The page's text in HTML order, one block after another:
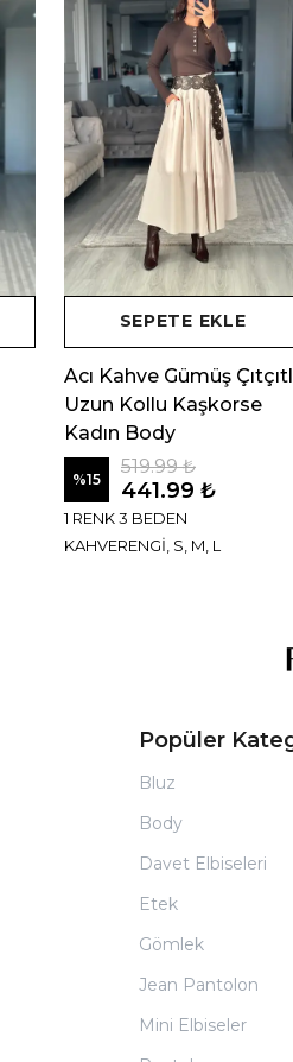
SEPETE EKLE
Acı Kahve Gümüş
Uzun Kollu Kaşkorse
Kadın Body
%15
519.99 ₺
441.99 ₺
1 RENK 3 BEDEN
KAHVERENGİ, S, M, L
Popüler
Bluz
Body
Davet Elbiseleri
Etek
Gömlek
Jean Pantolon
Mini Elbiseler